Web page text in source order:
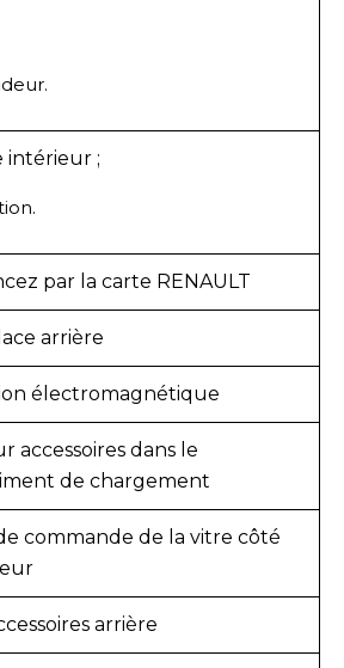
intérieur ;
par la carte RENAULT
arrière
électromagnétique
accessoires dans le
de chargement
commande de la vitre côté
arrière